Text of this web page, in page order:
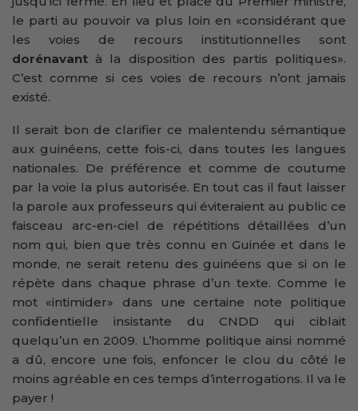
le parti au pouvoir va plus loin en «considérant que
les voies de recours institutionnelles sont
dorénavant à la disposition des partis politiques».
C’est comme si ces voies de recours n’ont jamais
existé.
Il serait bon de clarifier ce malentendu sémantique
aux guinéens, cette fois-ci, dans toutes les langues
nationales. De préférence et comme de coutume
par la voie la plus autorisée. En tout cas il faut laisser
la parole aux professeurs qui éviteraient au public ce
faisceau arc-en-ciel de répétitions détaillées d’un
nom qui, bien que très connu en Guinée et dans le
monde, ne serait retenu des guinéens que si on le
répète dans chaque phrase d’un texte. Comme le
mot «intimider» dans une certaine note politique
confidentielle insistante du CNDD qui ciblait
quelqu’un en 2009. L’homme politique ainsi nommé
a dû, encore une fois, enfoncer le clou du côté le
moins agréable en ces temps d’interrogations. Il va le
payer !